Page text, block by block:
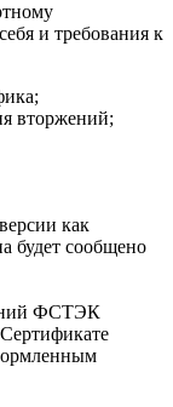
и требования к
вторжений;
как
будет сообщено
ФСТЭК